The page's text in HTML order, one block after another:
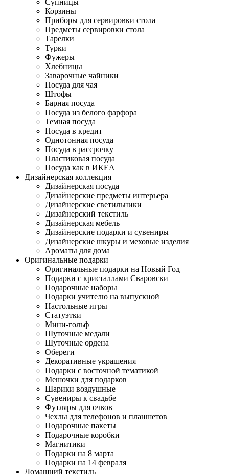
Супницы
Корзины
Приборы для сервировки стола
Предметы сервировки стола
Тарелки
Турки
Фужеры
Хлебницы
Заварочные чайники
Посуда для чая
Штофы
Барная посуда
Посуда из белого фарфора
Темная посуда
Посуда в кредит
Однотонная посуда
Посуда в рассрочку
Пластиковая посуда
Посуда как в ИКЕА
Дизайнерская коллекция
Дизайнерская посуда
Дизайнерские предметы интерьера
Дизайнерские светильники
Дизайнерский текстиль
Дизайнерская мебель
Дизайнерские подарки и сувениры
Дизайнерские шкуры и меховые изделия
Ароматы для дома
Оригинальные подарки
Оригинальные подарки на Новый Год
Подарки с кристаллами Сваровски
Подарочные наборы
Подарки учителю на выпускной
Настольные игры
Статуэтки
Мини-гольф
Шуточные медали
Шуточные ордена
Обереги
Декоративные украшения
Подарки с восточной тематикой
Мешочки для подарков
Шарики воздушные
Сувениры к свадьбе
Футляры для очков
Чехлы для телефонов и планшетов
Подарочные пакеты
Подарочные коробки
Магнитики
Подарки на 8 марта
Подарки на 14 февраля
Домашний текстиль